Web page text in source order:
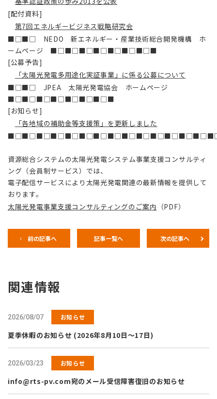
[配付資料]
第7回エネルギービジネス戦略研究会
■□■□ NEDO 新エネルギー・産業技術総合開発機構 ホ
ームページ ■□■□■□■□■□■□■□■
[公募予告]
「太陽光発電多用途化実証事業」に係る公募について
■□■□ JPEA 太陽光発電協会 ホームページ
■□■□■□■□■□■□■□■
[お知らせ]
「各地域の補助金等支援策」を更新しました
資源総合システムの太陽光発電システム事業支援コンサルティ
ング（会員制サービス）では、
電子配信サービスにより太陽光発電関連の最新情報を提供して
おります。
太陽光発電事業支援コンサルティングのご案内 （PDF）
前の記事へ 記事一覧へ 次の記事へ
関連情報
2026/08/07 お知らせ
夏季休暇のお知らせ (2026年8月10日～17日)
2026/03/23 お知らせ
info@rts-pv.com宛のメール受信障害復旧のお知らせ